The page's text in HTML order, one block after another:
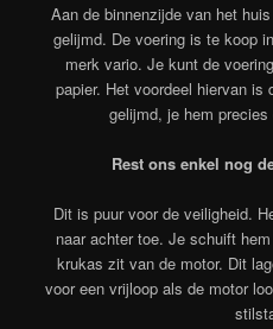
Aan de binnenzijde van het
gelijmd. De voering is te koop
merk vario. Je kunt de
papier. Het voordeel hiervan
gelijmd, je hem
Rest ons enkel nog
Dit is puur voor de veiligheid.
naar achter toe. Je schuift
krukas zit van de motor. Dit
voor een vrijloop als de motor